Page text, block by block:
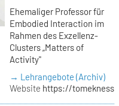
Ehemaliger Professor für
Embodied Interaction im
Rahmen des Exzellenz-
Clusters „Matters of
Activity"
→ Lehrangebote (Archiv)
Website https://